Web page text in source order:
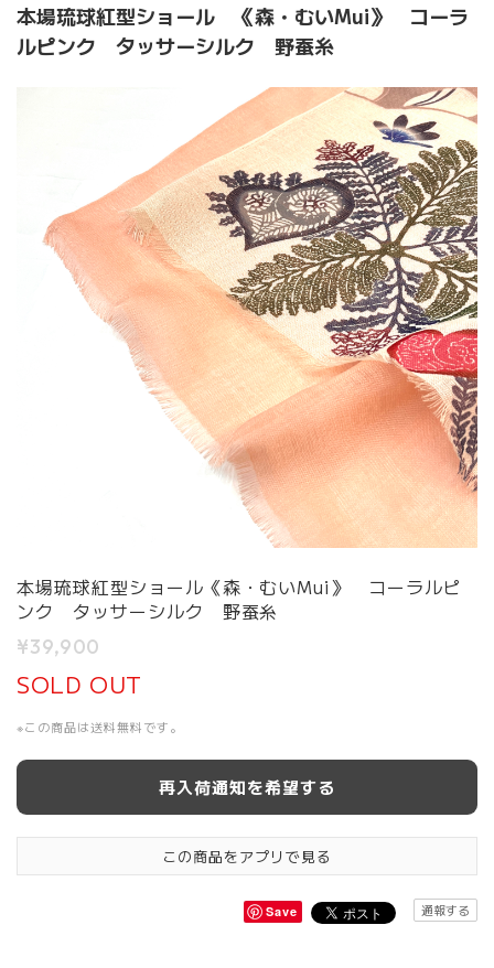
本場琉球紅型ショール 《森・むいMui》 コーラ
ルピンク タッサーシルク 野蚕糸
本場琉球紅型ショール《森・むいMui》 コーラルピ
ンク タッサーシルク 野蚕糸
¥39,900
SOLD OUT
※この商品は送料無料です。
再入荷通知を希望する
この商品をアプリで見る
Save 通報する